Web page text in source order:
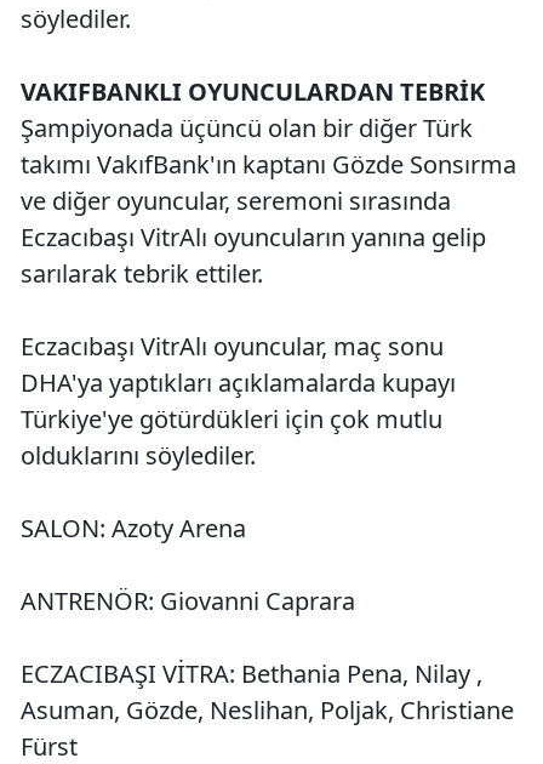
söylediler.
VAKIFBANKLI OYUNCULARDAN TEBRİK
Şampiyonada üçüncü olan bir diğer Türk
takımı VakıfBank'ın kaptanı Gözde Sonsırma
ve diğer oyuncular, seremoni sırasında
Eczacıbaşı VitrAlı oyuncuların yanına gelip
sarılarak tebrik ettiler.
Eczacıbaşı VitrAlı oyuncular, maç sonu
DHA'ya yaptıkları açıklamalarda kupayı
Türkiye'ye götürdükleri için çok mutlu
olduklarını söylediler.
SALON: Azoty Arena
ANTRENÖR: Giovanni Caprara
ECZACIBAŞI VİTRA: Bethania Pena, Nilay ,
Asuman, Gözde, Neslihan, Poljak, Christiane
Fürst